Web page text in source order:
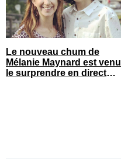
Le nouveau chum de
Mélanie Maynard est venu
le surprendre en direct